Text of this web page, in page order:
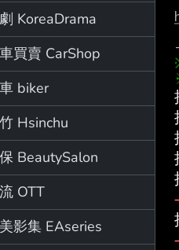
KoreaDrama
買賣 CarShop
biker
Hsinchu
BeautySalon
OTT
影集 EAseries